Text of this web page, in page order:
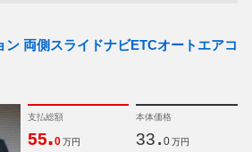
ン 両側スライドナビETCオートエアコ
支払総額
55.0 万円
本体価格
33. 0 万円